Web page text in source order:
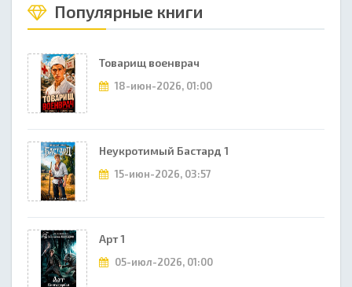
Популярные книги
Товарищ военврач
18-июн-2026, 01:00
Неукротимый Бастард 1
15-июн-2026, 03:57
Арт 1
05-июл-2026, 01:00